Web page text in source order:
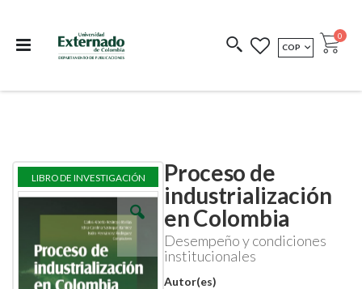
COEDICIONES REDIMIR CÓDIGO
MONEDA
COP Cart
0
Proceso de
industrialización
en Colombia
Desempeño y condiciones
institucionales
Autor(es)
Skip
the
images
gallery
Skip
the
images
gallery
LIBRO DE INVESTIGACIÓN